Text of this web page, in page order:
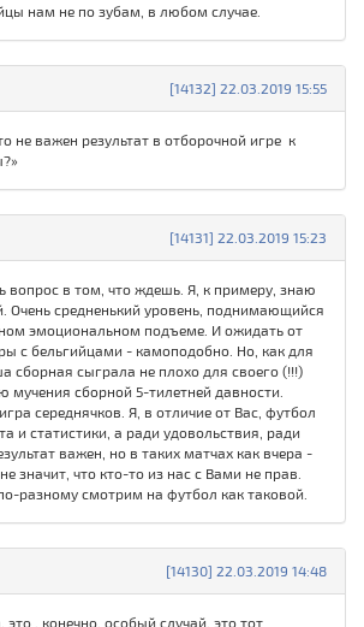
нам не по зубам, в любом случае.
[14132] 22.03.2019 15:55
не важен результат в отборочной игре к
[14131] 22.03.2019 15:23
вопрос в том, что ждешь. Я, к примеру, знаю
Очень средненький уровень, поднимающийся
эмоциональном подъеме. И ожидать от
с бельгийцами - камоподобно. Но, как для
сборная сыграла не плохо для своего (!!!)
сборной 5-тилетней давности.
середнячков. Я, в отличие от Вас, футбол
и статистики, а ради удовольствия, ради
важен, но в таких матчах как вчера -
значит, что кто-то из нас с Вами не прав.
разному смотрим на футбол как таковой.
[14130] 22.03.2019 14:48
, конечно, особый случай, это тот